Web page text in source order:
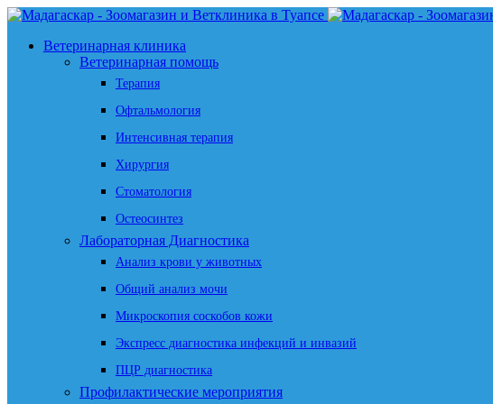
Ветеринарная клиника
Ветеринарная помощь
Терапия
Офтальмология
Интенсивная терапия
Хирургия
Стоматология
Остеосинтез
Лабораторная Диагностика
Анализ крови у животных
Общий анализ мочи
Микроскопия соскобов кожи
Экспресс диагностика инфекций и инвазий
ПЦР диагностика
Профилактические мероприятия